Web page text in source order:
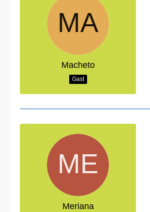
Macheto
Gast
Meriana